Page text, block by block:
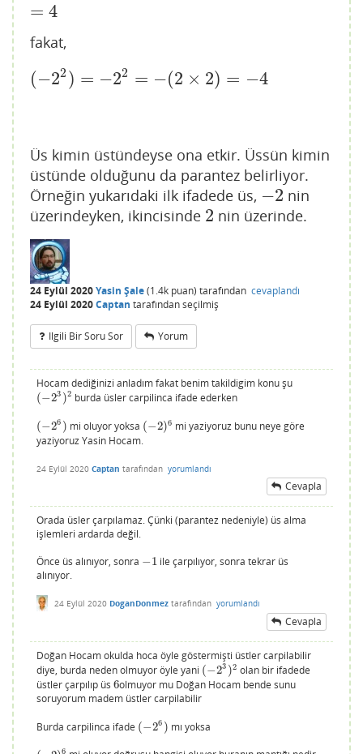
= 4
fakat,
(−22 ) = −22 = −(2 × 2) = −4
(−22)=− 22= −(2×2)= −4
Üs kimin üstündeyse ona etkir. Üssün kimin
üstünde olduğunu da parantez belirliyor.
Örneğin yukarıdaki ilk ifadede üs, −2
−2 nin
üzerindeyken, ikincisinde 2
2 nin üzerinde.
24 Eylül 2020Yasin Şale(1.4k puan) tarafından cevaplandı
24 Eylül 2020Captan tarafındanseçilmiş
Ilgili Bir Soru Sor Yorum
Hocam dediğinizi anladım fakat benim takildigim konu şu
(−23 )2
(−23)2 burda üsler carpilinca ifade ederken
(−26 )
(−26) mi oluyor yoksa (−2)6
(−2)6
mi yaziyoruz bunu neye göre
yaziyoruz Yasin Hocam.
24 Eylül 2020 Captan tarafından yorumlandı
Cevapla
Orada üsler çarpılamaz. Çünki (parantez nedeniyle) üs alma
işlemleri ardarda değil.
Önce üs alınıyor, sonra −1
−1 ile çarpılıyor, sonra tekrar üs
alınıyor.
24 Eylül 2020 DoganDonmez tarafından yorumlandı
Cevapla
Doğan Hocam okulda hoca öyle göstermişti üstler carpilabilir
diye, burda neden olmuyor öyle yani (−23 )2
(−23)2
olan bir ifadede
üstler çarpılıp üs 6
6olmuyor mu Doğan Hocam bende sunu
soruyorum madem üstler carpilabilir
Burda carpilinca ifade (−26 )
(−26) mı yoksa
6